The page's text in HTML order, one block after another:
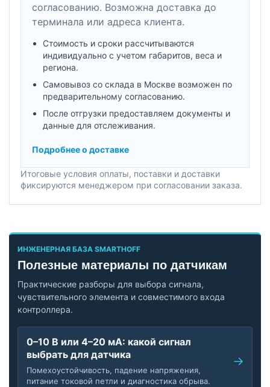
согласованию. Возможна доставка до
терминала или адреса клиента.
Стоимость и сроки рассчитываются
индивидуально с учетом габаритов, веса и
региона.
Самовывоз со склада в Москве возможен по
предварительному согласованию.
После отгрузки предоставляем документы и
данные для отслеживания.
Подробнее о доставке
Итоговые условия оплаты, поставки и доставки
фиксируются менеджером при согласовании заказа.
ИНЖЕНЕРНАЯ БАЗА SMARTHOFF
Полезные материалы по датчикам
Практические разборы для выбора сигнала,
чувствительного элемента и совместимого входа
контроллера.
0–10 В или 4–20 мА: какой сигнал
выбрать для датчика
Помехоустойчивость, падение напряжения,
питание токовой петли и диагностика обрыва.